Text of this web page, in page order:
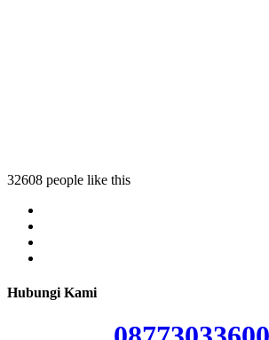
32608 people like this
Hubungi Kami